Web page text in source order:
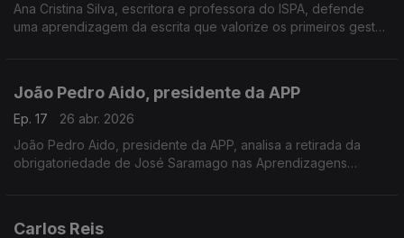
Ana Cristina Silva, escritora e professora do ISPA, defende
uma aprendizagem da escrita que valorize os primeiros gestos
João Pedro Aido, presidente da APP
Ep. 17
26 abr. 2026
João Pedro Aido, presidente da APP, analisa a retirada da
obrigatoriedade de José Saramago nas Aprendizagens
Carlos Reis